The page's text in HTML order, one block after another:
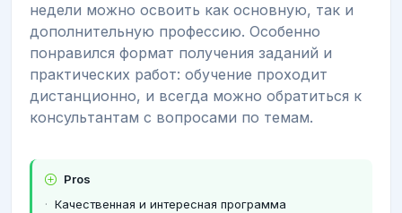
недели можно освоить как основную, так и
дополнительную профессию. Особенно
понравился формат получения заданий и
практических работ: обучение проходит
дистанционно, и всегда можно обратиться к
консультантам с вопросами по темам.
Pros
Качественная и интересная программа